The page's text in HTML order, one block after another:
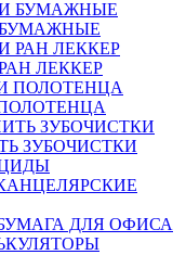
ЛЕККЕР
ЗУБОЧИСТКИ
ДЛЯ ОФИСА